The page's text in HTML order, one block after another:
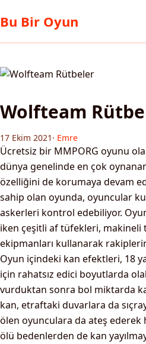
Bu Bir Oyun
Wolfteam
17 Ekim 2021 · Emre
Ücretsiz bir MMPORG oyunu
dünya genelinde en çok
özelliğini de korumaya devam
sahip olan oyunda, oyuncular
askerleri kontrol edebiliyor.
iken çeşitli af tüfekleri, makineli
ekipmanları kullanarak
Oyun içindeki kan efektleri, 18
için rahatsız edici boyutlarda
vurduktan sonra bol miktarda
kan, etraftaki duvarlara da
ölen oyunculara da ateş ederek
ölü bedenlerden de kan